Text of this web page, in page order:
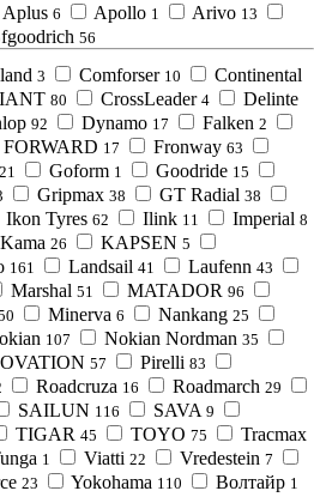
Aplus 6 Apollo 1 Arivo 13
56
3 Comforser 10 Continental
80 CrossLeader 4 Delinte
92 Dynamo 17 Falken 2
FORWARD 17 Fronway 63
21 Goform 1 Goodride 15
Gripmax 38 GT Radial 38
Ikon Tyres 62 Ilink 11 Imperial 8
Kama 26 KAPSEN 5
161 Landsail 41 Laufenn 43
Marshal 51 MATADOR 96
Minerva 6 Nankang 25
107 Nokian Nordman 35
OVATION 57 Pirelli 83
Roadcruza 16 Roadmarch 29
SAILUN 116 SAVA 9
TIGAR 45 TOYO 75 Tracmax
1 Viatti 22 Vredestein 7
23 Yokohama 110 Волтайр 1